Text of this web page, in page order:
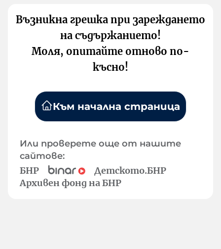
Възникна грешка при зареждането
на съдържанието!
Моля, опитайте отново по-
късно!
Към начална страница
Или проверете още от нашите
сайтове:
БНР
Детското.БНР
Архивен фонд на БНР